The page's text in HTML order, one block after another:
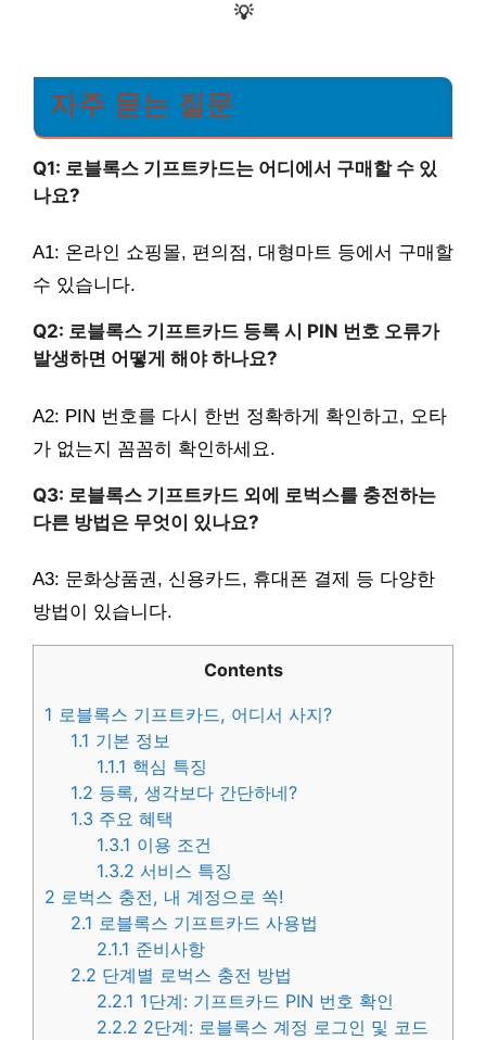
💡
자주 묻는 질문
Q1: 로블록스 기프트카드는 어디에서 구매할 수 있
나요?
A1: 온라인 쇼핑몰, 편의점, 대형마트 등에서 구매할
수 있습니다.
Q2: 로블록스 기프트카드 등록 시 PIN 번호 오류가
발생하면 어떻게 해야 하나요?
A2: PIN 번호를 다시 한번 정확하게 확인하고, 오타
가 없는지 꼼꼼히 확인하세요.
Q3: 로블록스 기프트카드 외에 로벅스를 충전하는
다른 방법은 무엇이 있나요?
A3: 문화상품권, 신용카드, 휴대폰 결제 등 다양한
방법이 있습니다.
Contents
1 로블록스 기프트카드, 어디서 사지?
1.1 기본 정보
1.1.1 핵심 특징
1.2 등록, 생각보다 간단하네?
1.3 주요 혜택
1.3.1 이용 조건
1.3.2 서비스 특징
2 로벅스 충전, 내 계정으로 쏙!
2.1 로블록스 기프트카드 사용법
2.1.1 준비사항
2.2 단계별 로벅스 충전 방법
2.2.1 1단계: 기프트카드 PIN 번호 확인
2.2.2 2단계: 로블록스 계정 로그인 및 코드